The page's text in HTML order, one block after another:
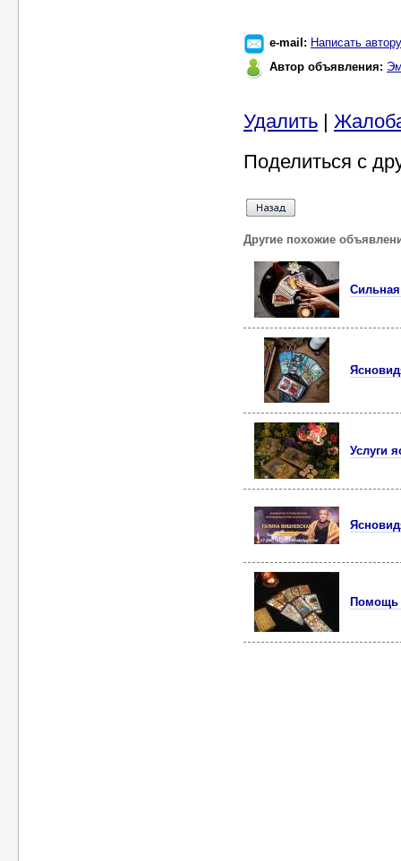
e-mail: Написать автору
Автор объявления:
Удалить |
Поделиться с
Другие похожие
Услуги
Помощь